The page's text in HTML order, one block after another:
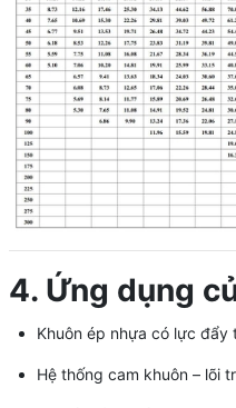
4. Ứng dụng
Khuôn ép nhựa có lực đẩy
Hệ thống cam khuôn – lõi